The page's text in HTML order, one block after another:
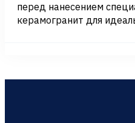
перед нанесением
керамогранит для